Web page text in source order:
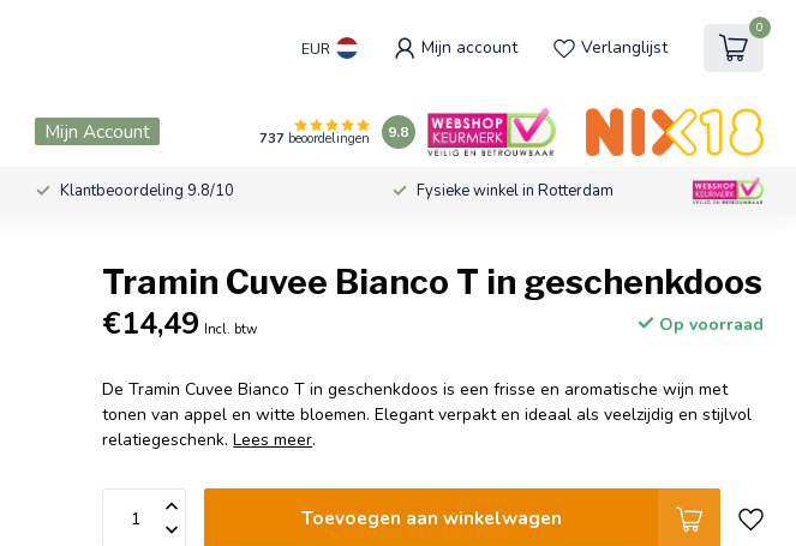
EUR Mijn account Verlanglijst
0
Mijn Account 737 beoordelingen 9.8
Klantbeoordeling 9.8/10 Fysieke winkel in Rotterdam
Tramin Cuvee Bianco T in geschenkdoos
€14,49 Incl. btw Op voorraad
De Tramin Cuvee Bianco T in geschenkdoos is een frisse en aromatische wijn met
tonen van appel en witte bloemen. Elegant verpakt en ideaal als veelzijdig en stijlvol
relatiegeschenk.Lees meer.
Toevoegen aan winkelwagen